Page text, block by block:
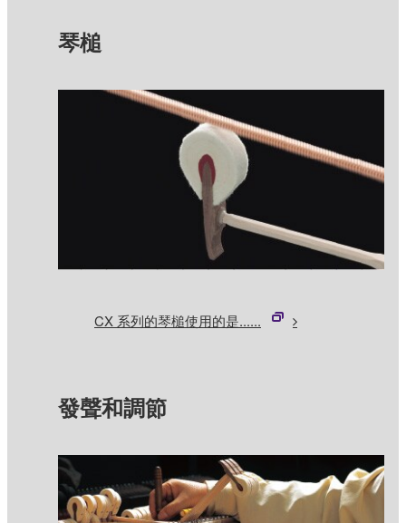
琴槌
CX 系列的琴槌使用的是......
發聲和調節